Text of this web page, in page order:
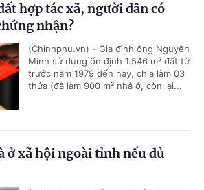
hợp tác xã, người dân có
nhận?
(Chinhphu.vn) - Gia đình ông Nguyễn
Minh sử dụng ổn định 1.546 m² đất từ
trước năm 1979 đến nay, chia làm 03
thửa (đã làm 900 m² nhà ở, còn lại...
ở xã hội ngoài tỉnh nếu đủ